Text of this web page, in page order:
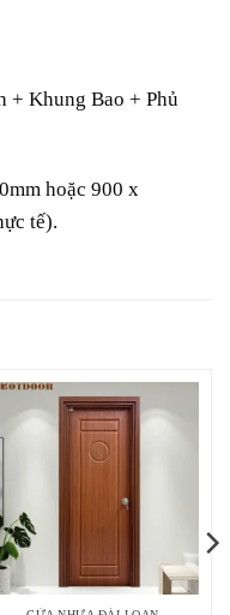
+ Khung Bao + Phủ
hoặc 900 x
tế).